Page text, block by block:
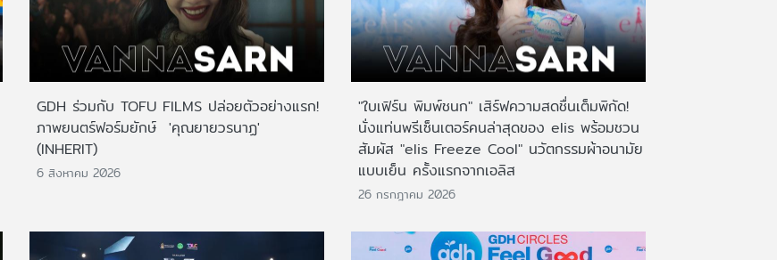
GDH ร่วมกับ TOFU FILMS ปล่อยตัวอย่างแรก!
ภาพยนตร์ฟอร์มยักษ์ 'คุณยายวรนาฏ'
(INHERIT)
6 สิงหาคม 2026
"ใบเฟิร์น พิมพ์ชนก" เสิร์ฟความสดชื่นเต็มพิกัด!
นั่งแท่นพรีเซ็นเตอร์คนล่าสุดของ elis พร้อมชวน
สัมผัส "elis Freeze Cool" นวัตกรรมผ้าอนามัย
แบบเย็น ครั้งแรกจากเอลิส
26 กรกฎาคม 2026